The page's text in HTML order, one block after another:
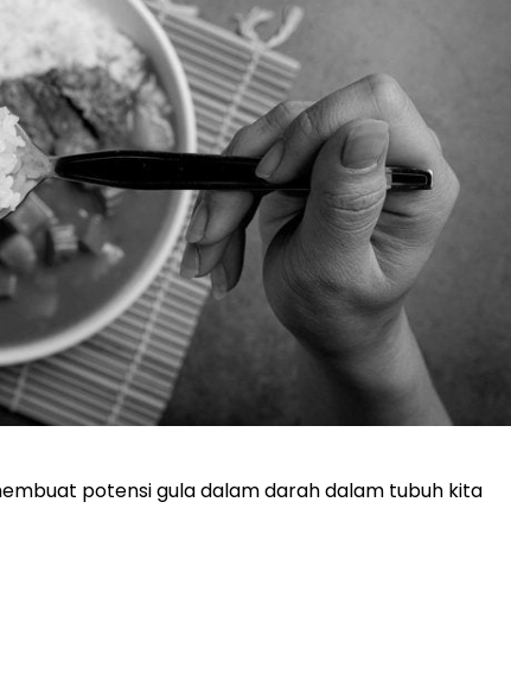
potensi gula dalam darah dalam tubuh kita